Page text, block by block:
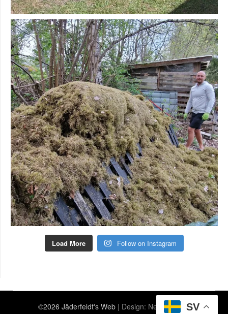
Load More Follow on Instagram
©2026 Jäderfeldt's Web | Design: NewspaperlySV